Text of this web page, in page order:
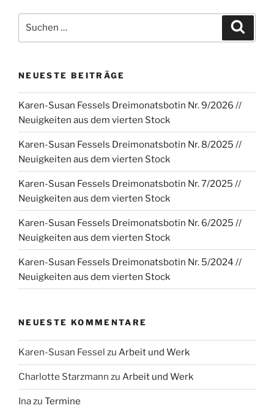
nach:
NEUESTE BEITRÄGE
Karen-Susan Fessels Dreimonatsbotin Nr. 9/2026 //
Neuigkeiten aus dem vierten Stock
Karen-Susan Fessels Dreimonatsbotin Nr. 8/2025 //
Neuigkeiten aus dem vierten Stock
Karen-Susan Fessels Dreimonatsbotin Nr. 7/2025 //
Neuigkeiten aus dem vierten Stock
Karen-Susan Fessels Dreimonatsbotin Nr. 6/2025 //
Neuigkeiten aus dem vierten Stock
Karen-Susan Fessels Dreimonatsbotin Nr. 5/2024 //
Neuigkeiten aus dem vierten Stock
NEUESTE KOMMENTARE
Karen-Susan Fessel zu Arbeit und Werk
Charlotte Starzmann zu Arbeit und Werk
Inazu Termine